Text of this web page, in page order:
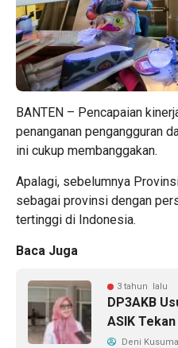
BANTEN – Pencapaian
penanganan pengangguran
ini cukup membanggakan.
Apalagi, sebelumnya
sebagai provinsi dengan
tertinggi di Indonesia.
Baca Juga
3 tahun lalu
DP3AKB
ASIK
Deni Kusuma